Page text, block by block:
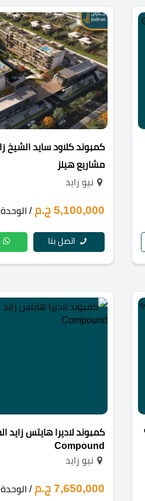
مشاريع هيلز
نيو زايد
5,100,000 ج.م / الوحدة
اتصل بنا
Compound
نيو زايد
7,650,000 ج.م / الوحدة